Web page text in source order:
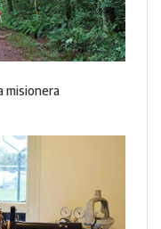
misionera